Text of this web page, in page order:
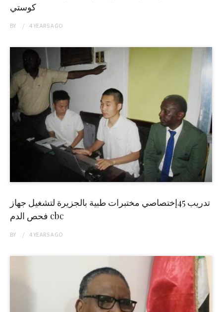
كوستي
BY 4 YEARSAGO
تدريب 45إختصاصي مختبرات طبية بالجزيرة لتشغيل جهاز
فحص الدم cbc
BY 4 YEARSAGO